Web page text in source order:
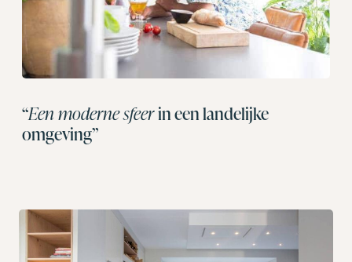
“Een moderne sfeerin een landelijke
omgeving”